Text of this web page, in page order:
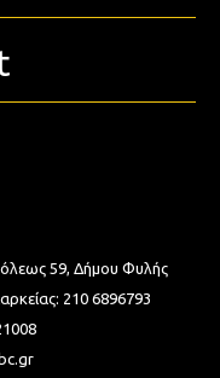
59, Δήμου Φυλής
210 6896793